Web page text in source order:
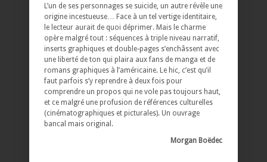
L’un de ses personnages se suicide, un autre révèle une
origine incestueuse… Face à un tel vertige identitaire,
le lecteur aurait de quoi déprimer. Mais le charme
opère malgré tout : séquences à triple niveau narratif,
inserts graphiques et double-pages s’enchâssent avec
une liberté de ton qui plaira aux fans de manga et de
romans graphiques à l’américaine. Le hic, c’est qu’il
faut parfois s’y reprendre à deux fois pour
comprendre un propos qui ne vole pas toujours haut,
et ce malgré une profusion de références culturelles
(cinématographiques et picturales). Un ouvrage
bancal mais original.
Morgan Boëdec